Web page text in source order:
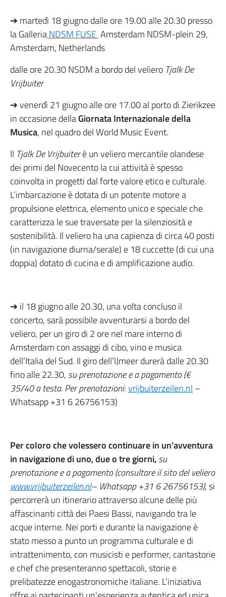
➔ martedì 18 giugno dalle ore 19.00 alle 20.30 presso
la GalleriaNDSM FUSE Amsterdam NDSM-plein 29,
Amsterdam, Netherlands
dalle ore 20.30 NSDM a bordo del veliero Tjalk De
Vrijbuiter
➔ venerdì 21 giugno alle ore 17.00 al porto di Zierikzee
in occasione dellaGiornata Internazionale della
Musica, nel quadro del World Music Event.
Il Tjalk De Vrijbuiterè un veliero mercantile olandese
dei primi del Novecento la cui attività è spesso
coinvolta in progetti dal forte valore etico e culturale.
L’imbarcazione è dotata di un potente motore a
propulsione elettrica, elemento unico e speciale che
caratterizza le sue traversate per la silenziosità e
sostenibilità. Il veliero ha una capienza di circa 40 posti
(in navigazione diurna/serale) e 18 cuccette (di cui una
doppia) dotato di cucina e di amplificazione audio.
➔ il 18 giugno alle 20.30, una volta concluso il
concerto, sarà possibile avventurarsi a bordo del
veliero, per un giro di 2 ore nel mare interno di
Amsterdam con assaggi di cibo, vino e musica
dell’Italia del Sud. Il giro dell’IJmeer durerà dalle 20.30
fino alle 22.30, su prenotazione e a pagamento (€
35/40 a testa. Per prenotazioni:vrijbuiterzeilen.nl –
Whatsapp +31 6 26756153)
Per coloro che volessero continuare in un’avventura
in navigazione di uno, due o tre giorni,su
prenotazione e a pagamento (consultare il sito del veliero
www.vrijbuiterzeilen.nl– Whatsapp +31 6 26756153), si
percorrerà un itinerario attraverso alcune delle più
affascinanti città dei Paesi Bassi, navigando tra le
acque interne. Nei porti e durante la navigazione è
stato messo a punto un programma culturale e di
intrattenimento, con musicisti e performer, cantastorie
e chef che presenteranno spettacoli, storie e
prelibatezze enogastronomiche italiane. L’iniziativa